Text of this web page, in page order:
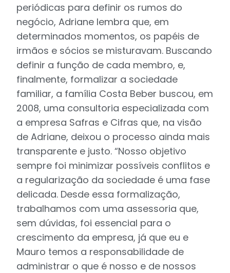
periódicas para definir os rumos do
negócio, Adriane lembra que, em
determinados momentos, os papéis de
irmãos e sócios se misturavam. Buscando
definir a função de cada membro, e,
finalmente, formalizar a sociedade
familiar, a família Costa Beber buscou, em
2008, uma consultoria especializada com
a empresa Safras e Cifras que, na visão
de Adriane, deixou o processo ainda mais
transparente e justo. “Nosso objetivo
sempre foi minimizar possíveis conflitos e
a regularização da sociedade é uma fase
delicada. Desde essa formalização,
trabalhamos com uma assessoria que,
sem dúvidas, foi essencial para o
crescimento da empresa, já que eu e
Mauro temos a responsabilidade de
administrar o que é nosso e de nossos